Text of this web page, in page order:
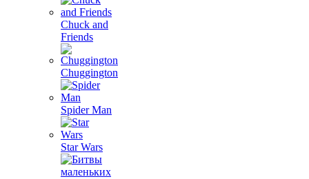
Chuck and
Friends
Chuggington
Spider Man
Star Wars